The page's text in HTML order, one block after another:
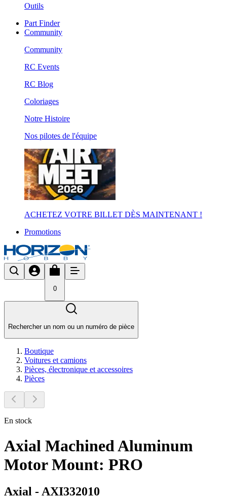
Outils
Part Finder
Community
Community
RC Events
RC Blog
Coloriages
Notre Histoire
Nos pilotes de l'équipe
ACHETEZ VOTRE BILLET DÈS MAINTENANT !
Promotions
0
Rechercher un nom ou un numéro de pièce
Boutique
Voitures et camions
Pièces, électronique et accessoires
Pièces
En stock
Axial Machined Aluminum
Motor Mount: PRO
Axial - AXI332010